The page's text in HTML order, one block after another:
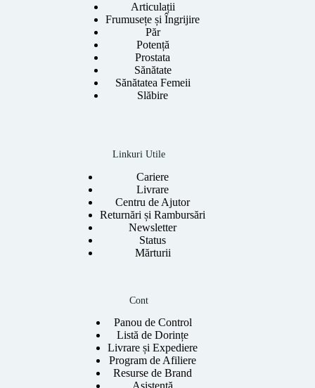
Articulații
Frumusețe și Îngrijire
Păr
Potență
Prostata
Sănătate
Sănătatea Femeii
Slăbire
Linkuri Utile
Cariere
Livrare
Centru de Ajutor
Returnări și Rambursări
Newsletter
Status
Mărturii
Cont
Panou de Control
Listă de Dorințe
Livrare și Expediere
Program de Afiliere
Resurse de Brand
Asistență